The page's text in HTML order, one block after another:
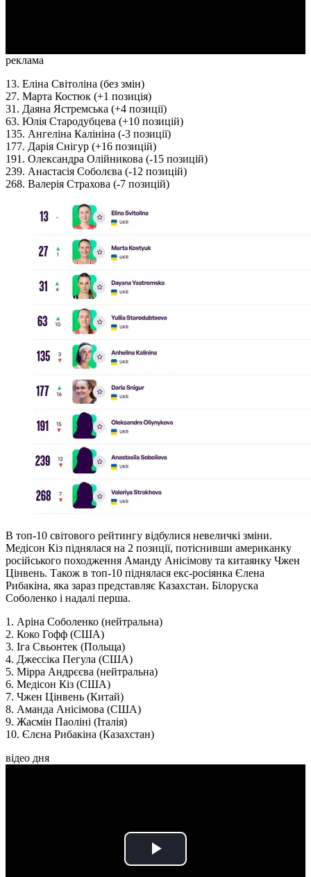
реклама
13. Еліна Світоліна (без змін)
27. Марта Костюк (+1 позиція)
31. Даяна Ястремська (+4 позиції)
63. Юлія Стародубцева (+10 позицій)
135. Ангеліна Калініна (-3 позиції)
177. Дарія Снігур (+16 позицій)
191. Олександра Олійникова (-15 позицій)
239. Анастасія Соболєва (-12 позицій)
268. Валерія Страхова (-7 позицій)
В топ-10 світового рейтингу відбулися невеличкі зміни.
Медісон Кіз піднялася на 2 позиції, потіснивши американку
російського походження Аманду Анісімову та китаянку Чжен
Цінвень. Також в топ-10 піднялася екс-росіянка Єлена
Рибакіна, яка зараз представляє Казахстан. Білоруска
Соболенко і надалі перша.
1. Аріна Соболенко (нейтральна)
2. Коко Гофф (США)
3. Іга Свьонтек (Польща)
4. Джессіка Пегула (США)
5. Мірра Андрєєва (нейтральна)
6. Медісон Кіз (США)
7. Чжен Цінвень (Китай)
8. Аманда Анісімова (США)
9. Жасмін Паоліні (Італія)
10. Єлєна Рибакіна (Казахстан)
відео дня
Play